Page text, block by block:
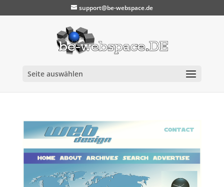
support@be-webspace.de
Seite auswählen